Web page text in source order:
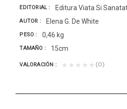
EDITORIAL Editura Viata Si
AUTOR Elena G. De White
PESO 0,46 kg
TAMAÑO 15cm
VALORACIÓN ★★★★★ (0)